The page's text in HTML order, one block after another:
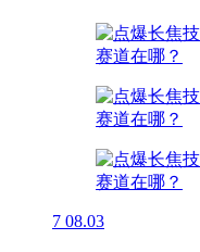
7 08.03